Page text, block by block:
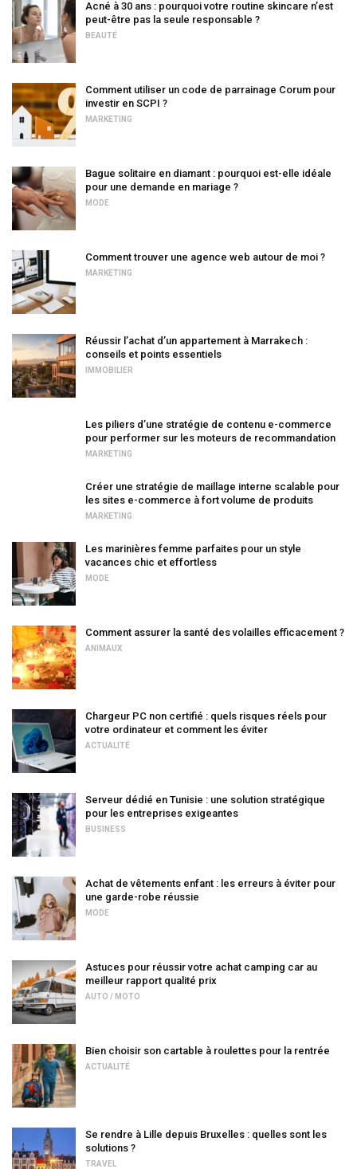
Acné à 30 ans : pourquoi votre routine skincare n’est
peut-être pas la seule responsable ?
BEAUTÉ
Comment utiliser un code de parrainage Corum pour
investir en SCPI ?
MARKETING
Bague solitaire en diamant : pourquoi est-elle idéale
pour une demande en mariage ?
MODE
Comment trouver une agence web autour de moi ?
MARKETING
Réussir l’achat d’un appartement à Marrakech :
conseils et points essentiels
IMMOBILIER
Les piliers d’une stratégie de contenu e-commerce
pour performer sur les moteurs de recommandation
MARKETING
Créer une stratégie de maillage interne scalable pour
les sites e-commerce à fort volume de produits
MARKETING
Les marinières femme parfaites pour un style
vacances chic et effortless
MODE
Comment assurer la santé des volailles efficacement ?
ANIMAUX
Chargeur PC non certifié : quels risques réels pour
votre ordinateur et comment les éviter
ACTUALITÉ
Serveur dédié en Tunisie : une solution stratégique
pour les entreprises exigeantes
BUSINESS
Achat de vêtements enfant : les erreurs à éviter pour
une garde-robe réussie
MODE
Astuces pour réussir votre achat camping car au
meilleur rapport qualité prix
AUTO / MOTO
Bien choisir son cartable à roulettes pour la rentrée
ACTUALITÉ
Se rendre à Lille depuis Bruxelles : quelles sont les
solutions ?
TRAVEL